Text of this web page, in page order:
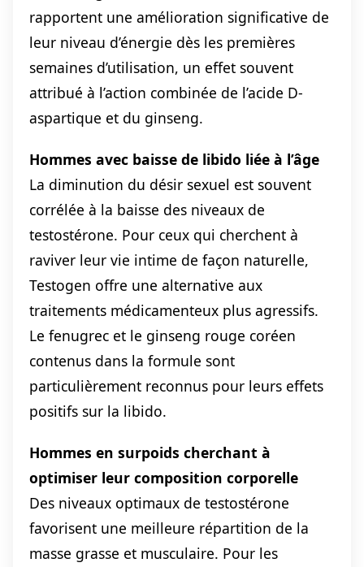
rapportent une amélioration significative de
leur niveau d’énergie dès les premières
semaines d’utilisation, un effet souvent
attribué à l’action combinée de l’acide D-
aspartique et du ginseng.
Hommes avec baisse de libido liée à l’âge
La diminution du désir sexuel est souvent
corrélée à la baisse des niveaux de
testostérone. Pour ceux qui cherchent à
raviver leur vie intime de façon naturelle,
Testogen offre une alternative aux
traitements médicamenteux plus agressifs.
Le fenugrec et le ginseng rouge coréen
contenus dans la formule sont
particulièrement reconnus pour leurs effets
positifs sur la libido.
Hommes en surpoids cherchant à
optimiser leur composition corporelle
Des niveaux optimaux de testostérone
favorisent une meilleure répartition de la
masse grasse et musculaire. Pour les